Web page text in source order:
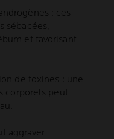
: ces
et favorisant
de toxines : une
corporels peut
aggraver